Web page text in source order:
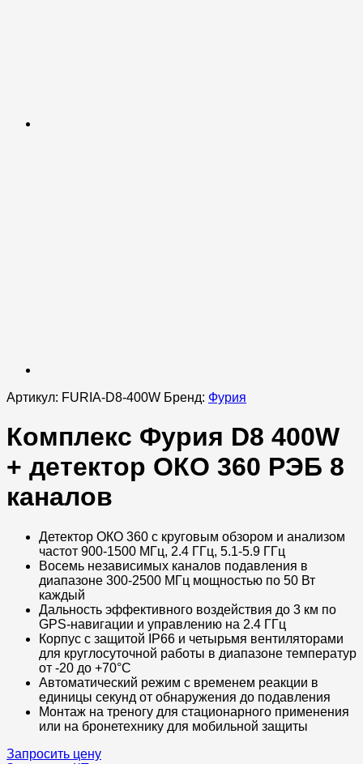
Артикул: FURIA-D8-400W Бренд: Фурия
Комплекс Фурия D8 400W
+ детектор ОКО 360 РЭБ 8
каналов
Детектор ОКО 360 с круговым обзором и анализом
частот 900-1500 МГц, 2.4 ГГц, 5.1-5.9 ГГц
Восемь независимых каналов подавления в
диапазоне 300-2500 МГц мощностью по 50 Вт
каждый
Дальность эффективного воздействия до 3 км по
GPS-навигации и управлению на 2.4 ГГц
Корпус с защитой IP66 и четырьмя вентиляторами
для круглосуточной работы в диапазоне температур
от -20 до +70°C
Автоматический режим с временем реакции в
единицы секунд от обнаружения до подавления
Монтаж на треногу для стационарного применения
или на бронетехнику для мобильной защиты
Запросить цену